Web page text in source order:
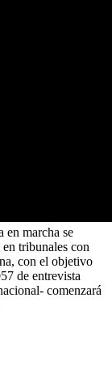
en marcha se
en tribunales con
con el objetivo
de entrevista
comenzará